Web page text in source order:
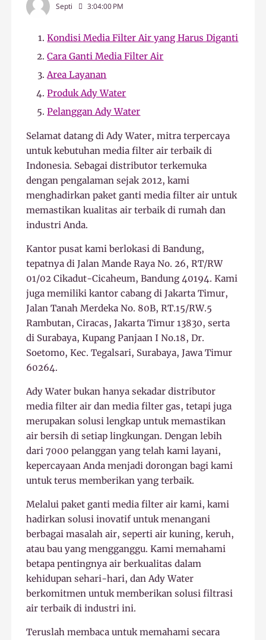
Septi 3:04:00 PM
Kondisi Media Filter Air yang Harus Diganti
Cara Ganti Media Filter Air
Area Layanan
Produk Ady Water
Pelanggan Ady Water
Selamat datang di Ady Water, mitra terpercaya
untuk kebutuhan media filter air terbaik di
Indonesia. Sebagai distributor terkemuka
dengan pengalaman sejak 2012, kami
menghadirkan paket ganti media filter air untuk
memastikan kualitas air terbaik di rumah dan
industri Anda.
Kantor pusat kami berlokasi di Bandung,
tepatnya di Jalan Mande Raya No. 26, RT/RW
01/02 Cikadut-Cicaheum, Bandung 40194. Kami
juga memiliki kantor cabang di Jakarta Timur,
Jalan Tanah Merdeka No. 80B, RT.15/RW.5
Rambutan, Ciracas, Jakarta Timur 13830, serta
di Surabaya, Kupang Panjaan I No.18, Dr.
Soetomo, Kec. Tegalsari, Surabaya, Jawa Timur
60264.
Ady Water bukan hanya sekadar distributor
media filter air dan media filter gas, tetapi juga
merupakan solusi lengkap untuk memastikan
air bersih di setiap lingkungan. Dengan lebih
dari 7000 pelanggan yang telah kami layani,
kepercayaan Anda menjadi dorongan bagi kami
untuk terus memberikan yang terbaik.
Melalui paket ganti media filter air kami, kami
hadirkan solusi inovatif untuk menangani
berbagai masalah air, seperti air kuning, keruh,
atau bau yang mengganggu. Kami memahami
betapa pentingnya air berkualitas dalam
kehidupan sehari-hari, dan Ady Water
berkomitmen untuk memberikan solusi filtrasi
air terbaik di industri ini.
Teruslah membaca untuk memahami secara